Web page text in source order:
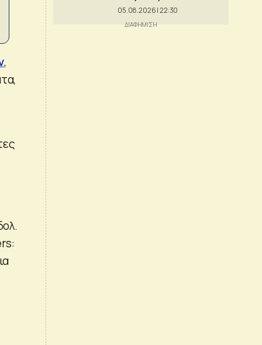
,
05.08.2026 | 22:30